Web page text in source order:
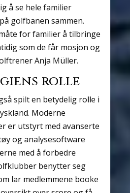
å se hele familier
golfbanen sammen.
for familier å tilbringe
som de får mosjon og
Anja Müller.
rolle
spilt en betydelig rolle i
Moderne
er utstyrt med avanserte
og analysesoftware
med å forbedre
benytter seg
lar medlemmene booke